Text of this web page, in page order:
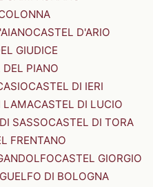
CASTEL D'ARIO
GIUDICE
DEL PIANO
CASTEL DI IERI
LAMACASTEL DI LUCIO
SASSOCASTEL DI TORA
FRENTANO
CASTEL GIORGIO
DI BOLOGNA